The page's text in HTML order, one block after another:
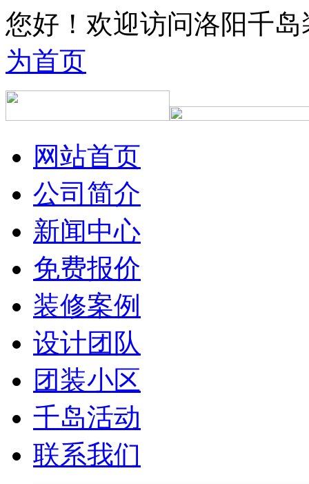
您好！欢迎访问洛阳千
为首页
网站首页
公司简介
新闻中心
免费报价
装修案例
设计团队
团装小区
千岛活动
联系我们